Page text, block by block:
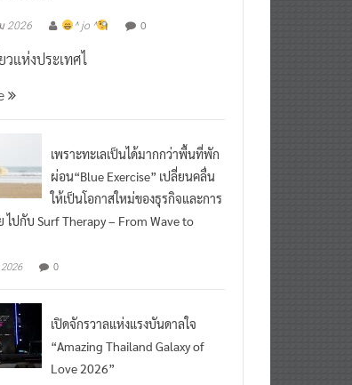
2026 ^ jo ^ 0
วแห่งประเทศไ
เพราะทะเลเป็นได้มากกว่าพื้นที่พัก
ผ่อน“Blue Exercise” เปลี่ยนคลื่น
ให้เป็นโอกาสใหม่ของธุรกิจและการ
ไปกับ Surf Therapy – From Wave to
0
เปิดจักรวาลแห่งแรงบันดาลใจ
“Amazing Thailand Galaxy of
Love 2026”